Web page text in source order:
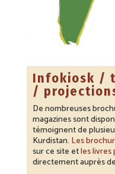
Infokiosk /
/
De nombreuses
magazines sont
témoignent de
Kurdistan. Les
sur ce site etles
directement auprès